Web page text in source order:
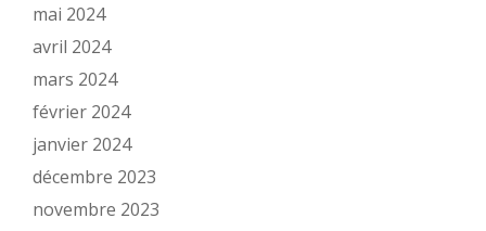
mai 2024
avril 2024
mars 2024
février 2024
janvier 2024
décembre 2023
novembre 2023